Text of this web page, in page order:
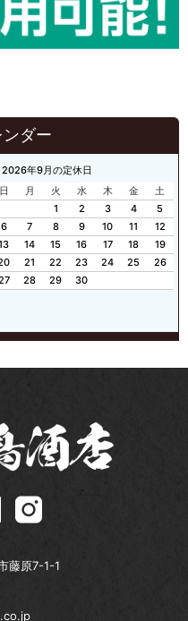
ダー
2026年9月の定休日
日
月 火 水 木 金
土
1
2 3 4
5
6
7 8 9 10 11
12
14 15 16 17 18
19
21 22 23 24 25
26
27
28 29 30
藤原7-1-1